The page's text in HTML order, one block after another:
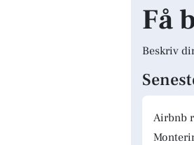
Få
Beskriv
Airbnb